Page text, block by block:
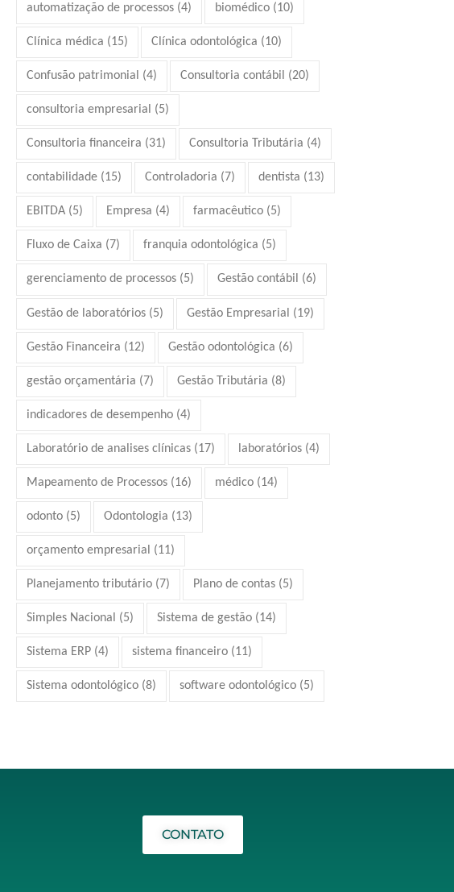
automatização de processos (4) biomédico (10)
Clínica médica (15) Clínica odontológica (10)
Confusão patrimonial (4) Consultoria contábil (20)
consultoria empresarial (5)
Consultoria financeira (31) Consultoria Tributária (4)
contabilidade (15) Controladoria (7) dentista (13)
EBITDA (5) Empresa (4) farmacêutico (5)
Fluxo de Caixa (7) franquia odontológica (5)
gerenciamento de processos (5) Gestão contábil (6)
Gestão de laboratórios (5) Gestão Empresarial (19)
Gestão Financeira (12) Gestão odontológica (6)
gestão orçamentária (7) Gestão Tributária (8)
indicadores de desempenho (4)
Laboratório de analises clínicas (17) laboratórios (4)
Mapeamento de Processos (16) médico (14)
odonto (5) Odontologia (13)
orçamento empresarial (11)
Planejamento tributário (7) Plano de contas (5)
Simples Nacional (5) Sistema de gestão (14)
Sistema ERP (4) sistema financeiro (11)
Sistema odontológico (8) software odontológico (5)
CONTATO